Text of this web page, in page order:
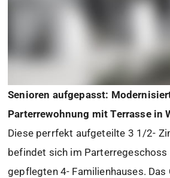
Senioren aufgepasst:
Parterrewohnung mit Terrasse in
Diese perrfekt aufgeteilte 3 1/2-
befindet sich im Parterregeschoss
gepflegten 4- Familienhauses.